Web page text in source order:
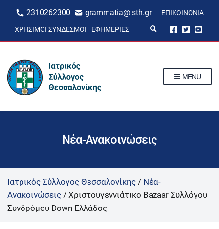
2310262300 grammatia@isth.gr ΕΠΙΚΟΙΝΩΝΊΑ
ΧΡΉΣΙΜΟΙ ΣΎΝΔΕΣΜΟΙ ΕΦΗΜΕΡΊΕΣ
p
m
MENU
Νέα-Ανακοινώσεις
Ιατρικός Σύλλογος Θεσσαλονίκης / Νέα-
Ανακοινώσεις / Χριστουγεννιάτικο Bazaar Συλλόγου
Συνδρόμου Down Ελλάδος